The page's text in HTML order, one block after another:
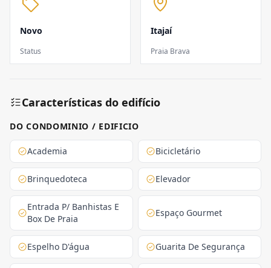
Novo
Status
Itajaí
Praia Brava
Características do edifício
DO CONDOMINIO / EDIFICIO
Academia Bicicletário
Brinquedoteca Elevador
Entrada P/ Banhistas E
Box De Praia
Espaço Gourmet
Espelho D'água Guarita De Segurança